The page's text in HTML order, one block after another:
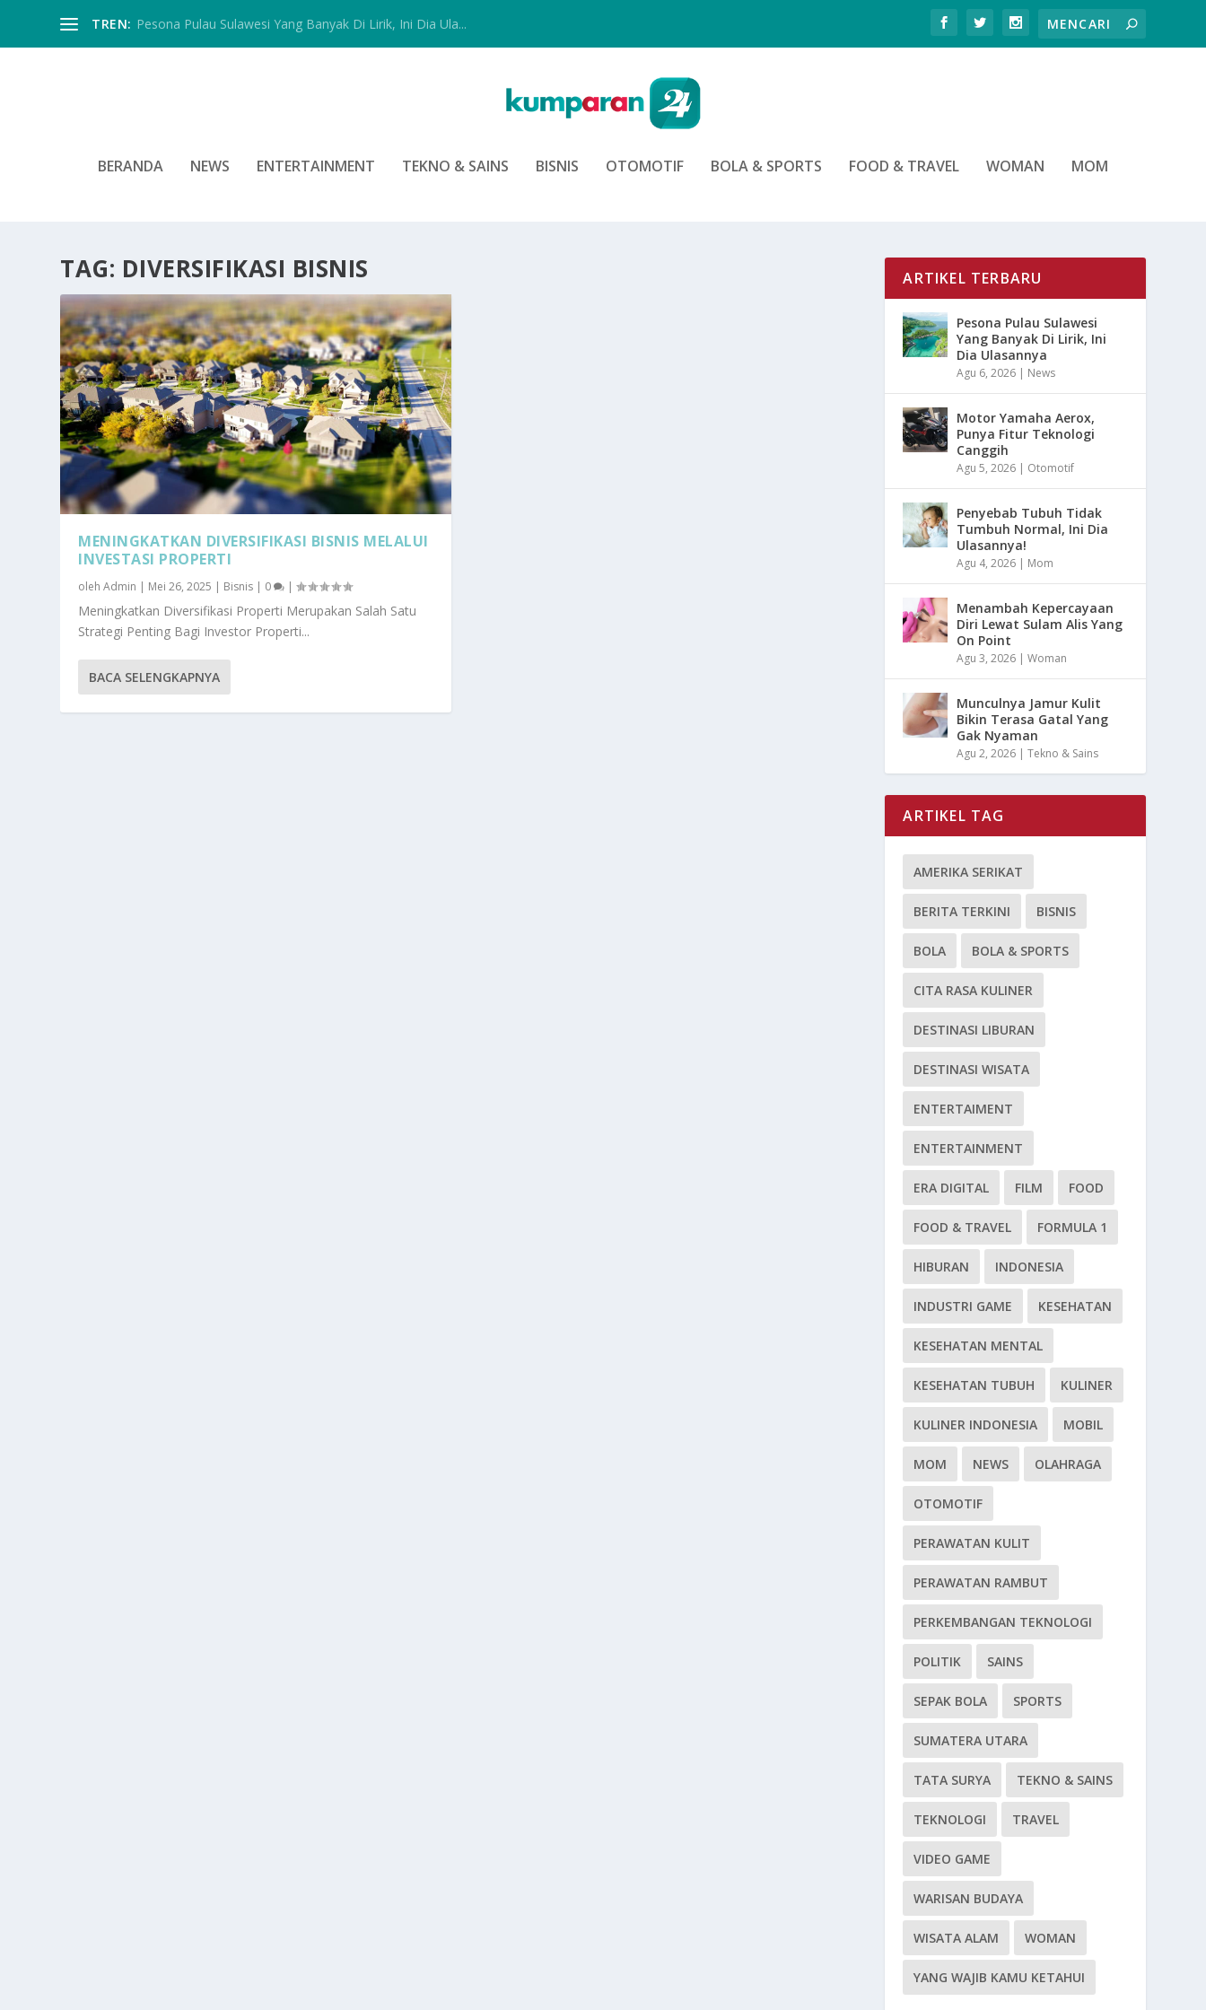
TREN: Pesona Pulau Sulawesi Yang Banyak Di Lirik, Ini Dia Ula...
BERANDA NEWS ENTERTAINMENT TEKNO & SAINS BISNIS OTOMOTIF BOLA & SPORTS FOOD & TRAVEL WOMAN MOM
TAG: DIVERSIFIKASI BISNIS
MENINGKATKAN DIVERSIFIKASI BISNIS MELALUI
INVESTASI PROPERTI
olehAdmin | Mei 26, 2025 | Bisnis | 0 |
Meningkatkan Diversifikasi Properti Merupakan Salah Satu
Strategi Penting Bagi Investor Properti...
BACA SELENGKAPNYA
ARTIKEL TERBARU
Pesona Pulau Sulawesi
Yang Banyak Di Lirik, Ini
Dia Ulasannya
Agu 6, 2026 | News
Motor Yamaha Aerox,
Punya Fitur Teknologi
Canggih
Agu 5, 2026 | Otomotif
Penyebab Tubuh Tidak
Tumbuh Normal, Ini Dia
Ulasannya!
Agu 4, 2026 | Mom
Menambah Kepercayaan
Diri Lewat Sulam Alis Yang
On Point
Agu 3, 2026 |Woman
Munculnya Jamur Kulit
Bikin Terasa Gatal Yang
Gak Nyaman
Agu 2, 2026 |Tekno & Sains
ARTIKEL TAG
AMERIKA SERIKAT
BERITA TERKINI BISNIS
BOLA BOLA & SPORTS
CITA RASA KULINER
DESTINASI LIBURAN
DESTINASI WISATA
ENTERTAIMENT
ENTERTAINMENT
ERA DIGITAL FILM FOOD
FOOD & TRAVEL FORMULA 1
HIBURAN INDONESIA
INDUSTRI GAME KESEHATAN
KESEHATAN MENTAL
KESEHATAN TUBUH KULINER
KULINER INDONESIA MOBIL
MOM NEWS OLAHRAGA
OTOMOTIF
PERAWATAN KULIT
PERAWATAN RAMBUT
PERKEMBANGAN TEKNOLOGI
POLITIK SAINS
SEPAK BOLA SPORTS
SUMATERA UTARA
TATA SURYA TEKNO & SAINS
TEKNOLOGI TRAVEL
VIDEO GAME
WARISAN BUDAYA
WISATA ALAM WOMAN
YANG WAJIB KAMU KETAHUI